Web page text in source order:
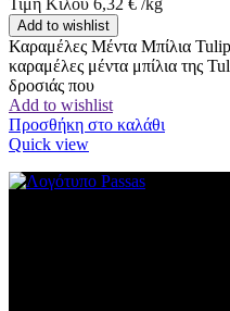
Add to wishlist
Καραμέλες Μέντα Μπίλια Tulip
καραμέλες μέντα μπίλια της
δροσιάς που
Add to wishlist
Προσθήκη στο καλάθι
Quick view